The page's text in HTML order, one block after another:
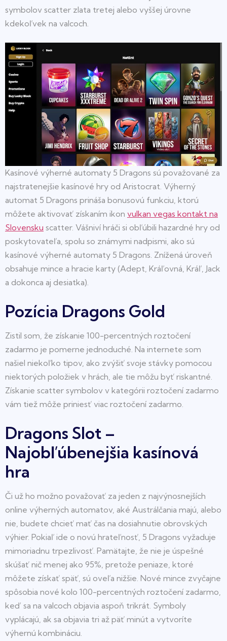
symbolov scatter zlata tretej alebo vyššej úrovne
kdekoľvek na valcoch.
Kasínové výherné automaty 5 Dragons sú považované za
najstratenejšie kasínové hry od Aristocrat. Výherný
automat 5 Dragons prináša bonusovú funkciu, ktorú
môžete aktivovať získaním ikon vulkan vegas kontakt na
Slovensku scatter. Vášniví hráči si obľúbili hazardné hry od
poskytovateľa, spolu so známymi nadpismi, ako sú
kasínové výherné automaty 5 Dragons. Znížená úroveň
obsahuje mince a hracie karty (Adept, Kráľovná, Kráľ, Jack
a dokonca aj desiatka).
Pozícia Dragons Gold
Zistil som, že získanie 100-percentných roztočení
zadarmo je pomerne jednoduché. Na internete som
našiel niekoľko tipov, ako zvýšiť svoje stávky pomocou
niektorých položiek v hrách, ale tie môžu byť riskantné.
Získanie scatter symbolov v kategórii roztočení zadarmo
vám tiež môže priniesť viac roztočení zadarmo.
Dragons Slot –
Najobľúbenejšia kasínová
hra
Či už ho možno považovať za jeden z najvýnosnejších
online výherných automatov, aké Austrálčania majú, alebo
nie, budete chcieť mať čas na dosiahnutie obrovských
výhier. Pokiaľ ide o novú hrateľnosť, 5 Dragons vyžaduje
mimoriadnu trpezlivosť. Pamätajte, že nie je úspešné
skúšať nič menej ako 95%, pretože peniaze, ktoré
môžete získať späť, sú oveľa nižšie. Nové mince zvyčajne
spôsobia nové kolo 100-percentných roztočení zadarmo,
keď sa na valcoch objavia aspoň trikrát. Symboly
vyplácajú, ak sa objavia tri až päť minút a vytvoríte
výhernú kombináciu.